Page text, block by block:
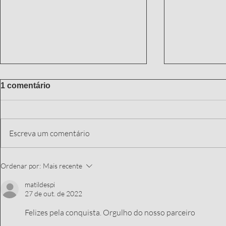
Cursinho Passo à Frente: a
educação de portas abertas
para a juventude que vai a
luta.
1 comentário
Escreva um comentário
Ordenar por: Mais recente
matildespi
27 de out. de 2022
Felizes pela conquista. Orgulho do nosso parceiro